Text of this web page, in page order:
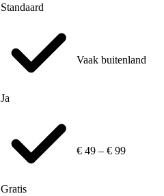
Standaard
Ja
Vaak buitenland
Gratis
€ 49 – € 99